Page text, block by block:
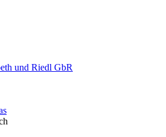
und Riedl GbR